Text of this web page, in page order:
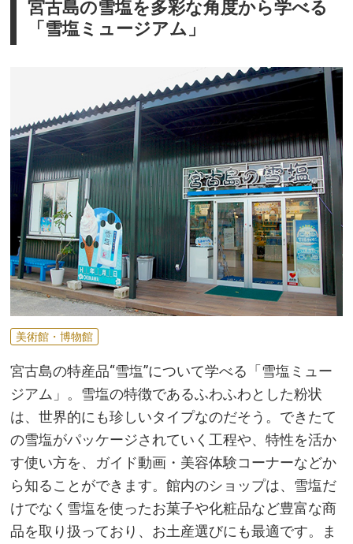
宮古島の雪塩を多彩な角度から学べる
「雪塩ミュージアム」
美術館・博物館
宮古島の特産品“雪塩”について学べる「雪塩ミュー
ジアム」。雪塩の特徴であるふわふわとした粉状
は、世界的にも珍しいタイプなのだそう。できたて
の雪塩がパッケージされていく工程や、特性を活か
す使い方を、ガイド動画・美容体験コーナーなどか
ら知ることができます。館内のショップは、雪塩だ
けでなく雪塩を使ったお菓子や化粧品など豊富な商
品を取り扱っており、お土産選びにも最適です。ま